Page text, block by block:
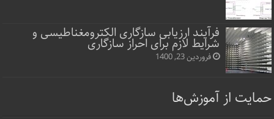
فرآیند ارزیابی سازگاری الکترومغناطیسی و
شرایط لازم برای احراز سازگاری
فروردین 23, 1400
حمایت از آموزش‌ها